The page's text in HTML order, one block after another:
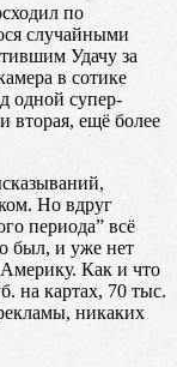
по
случайными
Удачу за
в сотике
одной супер-
вторая, ещё более
Но вдруг
периода” всё
был, и уже нет
Как и что
на картах, 70 тыс.
никаких